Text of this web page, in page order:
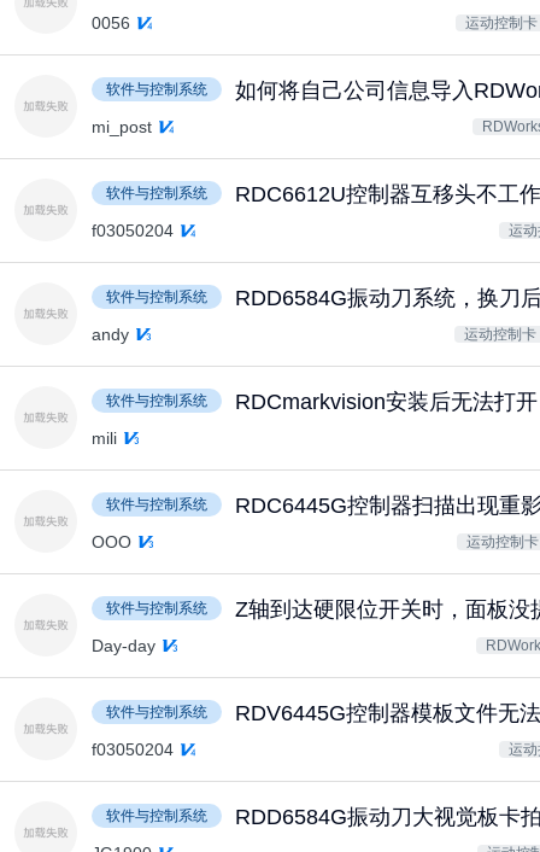
0056 运动控制卡
软件与控制系统 如何将自己公司信息导入
mi_post
软件与控制系统 RDC6612U控制器互移头不工作
f03050204 运
软件与控制系统 RDD6584G振动刀系统，换刀
andy 运动控制卡
软件与控制系统 RDCmarkvision安装后无法打开
mili
软件与控制系统 RDC6445G控制器扫描出现重
OOO 运动控制卡
软件与控制系统 Z轴到达硬限位开关时，面板没
Day-day
软件与控制系统 RDV6445G控制器模板文件无
f03050204 运
软件与控制系统 RDD6584G振动刀大视觉板卡